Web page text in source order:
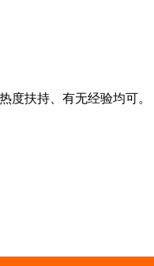
度扶持、有无经验均可。